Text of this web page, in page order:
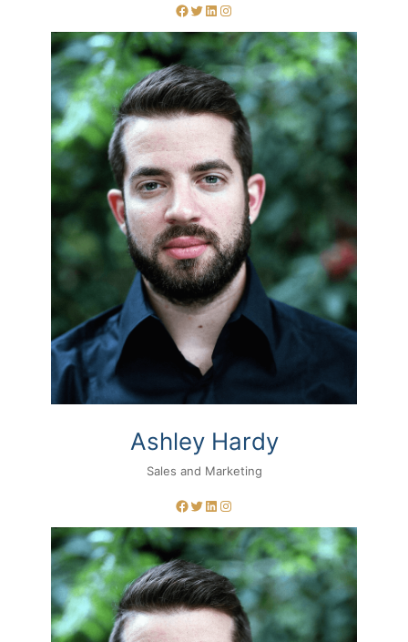
Facebook Twitter LinkedIn Instagram
Ashley Hardy
Sales and Marketing
Facebook Twitter LinkedIn Instagram